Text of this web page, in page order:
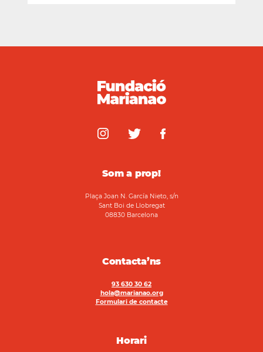
Som a prop!
Plaça Joan N. García Nieto, s/n
Sant Boi de Llobregat
08830 Barcelona
Contacta’ns
93 630 30 62
hola@marianao.org
Formulari de contacte
Horari